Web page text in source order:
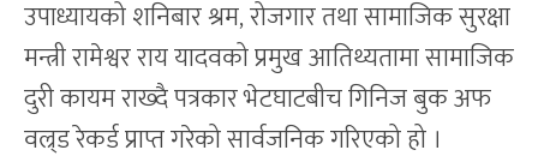
उपाध्यायको शनिबार श्रम, रोजगार तथा सामाजिक सुरक्षा
मन्त्री रामेश्वर राय यादवको प्रमुख आतिथ्यतामा सामाजिक
दुरी कायम राख्दै पत्रकार भेटघाटबीच गिनिज बुक अफ
वल्र्ड रेकर्ड प्राप्त गरेको सार्वजनिक गरिएको हो ।